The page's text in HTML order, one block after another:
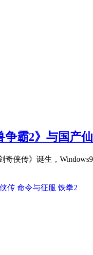
霸2》与国产
侠传》诞生，
传 命令与征服 铁拳2